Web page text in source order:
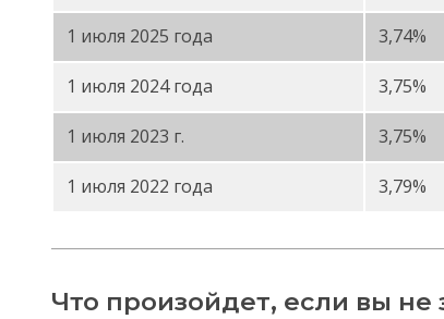
1 июля 2025 года 3,74%
1 июля 2024 года 3,75%
1 июля 2023 г. 3,75%
1 июля 2022 года 3,79%
Что произойдет, если вы не